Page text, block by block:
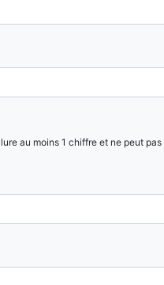
au moins 1 chiffre et ne peut pas